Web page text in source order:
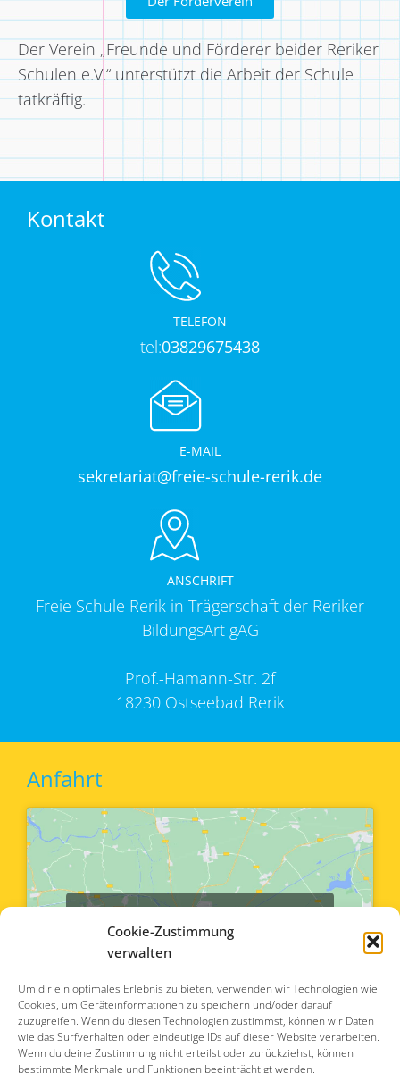
Cookie-Zustimmung
verwalten
Um dir ein optimales Erlebnis zu bieten, verwenden wir Technologien wie
Cookies, um Geräteinformationen zu speichern und/oder darauf
zuzugreifen. Wenn du diesen Technologien zustimmst, können wir Daten
wie das Surfverhalten oder eindeutige IDs auf dieser Website verarbeiten.
Wenn du deine Zustimmung nicht erteilst oder zurückziehst, können
bestimmte Merkmale und Funktionen beeinträchtigt werden.
Der Verein „Freunde und Förderer beider Reriker
Schulen e.V.“ unterstützt die Arbeit der Schule
tatkräftig.
Kontakt
TELEFON
tel:03829675438
E-MAIL
sekretariat@freie-schule-rerik.de
ANSCHRIFT
Freie Schule Rerik in Trägerschaft der Reriker
BildungsArt gAG
Prof.-Hamann-Str. 2f
18230 Ostseebad Rerik
Anfahrt
Klicke hier, um Marketing-
Cookies zu akzeptieren und
diesen Inhalt zu aktivieren